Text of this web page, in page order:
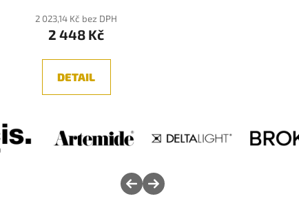
2 023,14 Kč bez DPH
2 448 Kč
DETAIL